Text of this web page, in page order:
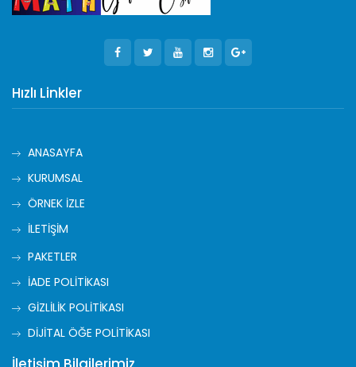
Hızlı Linkler
ANASAYFA
KURUMSAL
ÖRNEK İZLE
İLETİŞİM
PAKETLER
İADE POLİTİKASI
GİZLİLİK POLİTİKASI
DİJİTAL ÖĞE POLİTİKASI